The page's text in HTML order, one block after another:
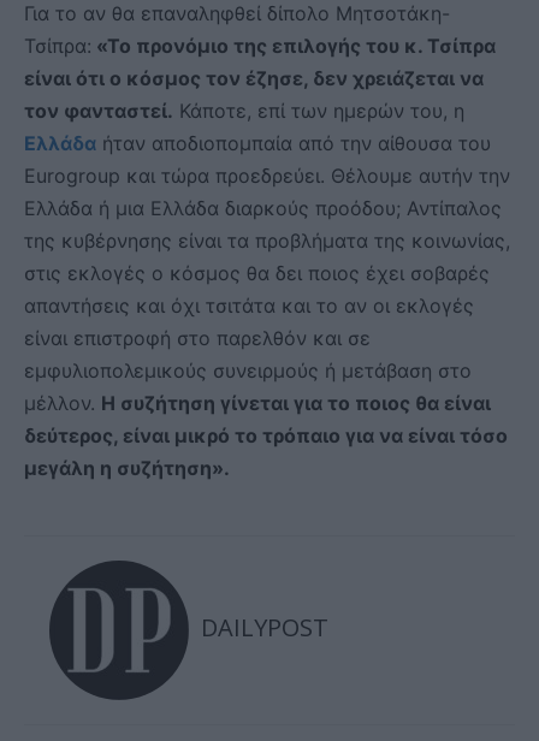
Για το αν θα επαναληφθεί δίπολο Μητσοτάκη-
Τσίπρα: «Το προνόμιο της επιλογής του κ. Τσίπρα
είναι ότι ο κόσμος τον έζησε, δεν χρειάζεται να
τον φανταστεί. Κάποτε, επί των ημερών του, η
Ελλάδα ήταν αποδιοπομπαία από την αίθουσα του
Eurogroup και τώρα προεδρεύει. Θέλουμε αυτήν την
Ελλάδα ή μια Ελλάδα διαρκούς προόδου; Αντίπαλος
της κυβέρνησης είναι τα προβλήματα της κοινωνίας,
στις εκλογές ο κόσμος θα δει ποιος έχει σοβαρές
απαντήσεις και όχι τσιτάτα και το αν οι εκλογές
είναι επιστροφή στο παρελθόν και σε
εμφυλιοπολεμικούς συνειρμούς ή μετάβαση στο
μέλλον. Η συζήτηση γίνεται για το ποιος θα είναι
δεύτερος, είναι μικρό το τρόπαιο για να είναι τόσο
μεγάλη η συζήτηση».
DAILYPOST